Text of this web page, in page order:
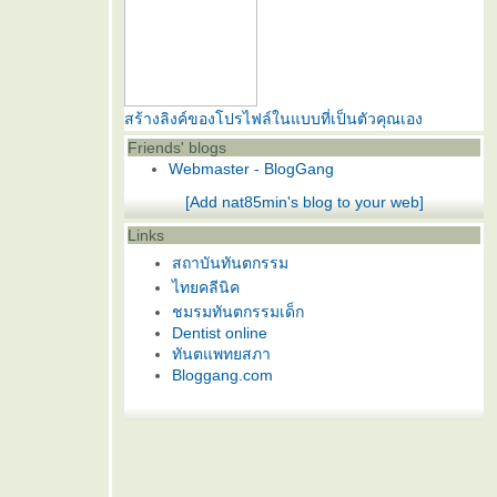
สร้างลิงค์ของโปรไฟล์ในแบบที่เป็นตัวคุณเอง
Friends' blogs
Webmaster - BlogGang
[Add nat85min's blog to your web]
Links
สถาบันทันตกรรม
ไทยคลีนิค
ชมรมทันตกรรมเด็ก
Dentist online
ทันตแพทยสภา
Bloggang.com